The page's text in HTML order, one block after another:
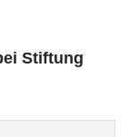
Stiftung